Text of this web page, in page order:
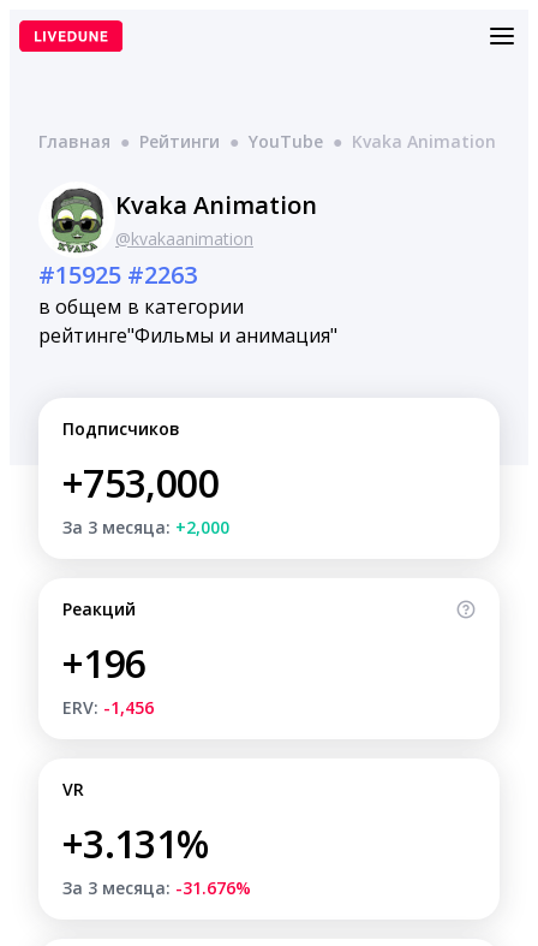
Перейти
Главная ● Рейтинги ● YouTube ● Kvaka Animation
Kvaka Animation
@kvakaanimation
#15925
в общем
рейтинге
#2263
в категории
"Фильмы и анимация"
Подписчиков
+753,000
За 3 месяца: +2,000
Реакций
+196
ERV: -1,456
VR
+3.131%
За 3 месяца: -31.676%